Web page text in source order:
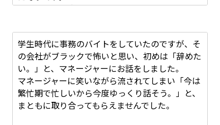
学ぼうという意思もありましたが、何より誘われ
の研修も論文発表会もわかりました。と言って引
き受けてきてたのでどうして？いつから考えてい
たの？と問いただされました。
私自身も研修や休みがないことがいやだったわけ
学生時代に事務のバイトをしていたのですが、そ
の会社がブラックで怖いと思い、初めは「辞めた
い。」と、マネージャーにお話をしました。
マネージャーに笑いながら流されてしまい「今は
繁忙期で忙しいから今度ゆっくり話そう。」と、
まともに取り合ってもらえませんでした。